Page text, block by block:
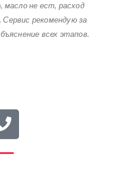
не ест, расход
Сервис рекомендую за
всех этапов.